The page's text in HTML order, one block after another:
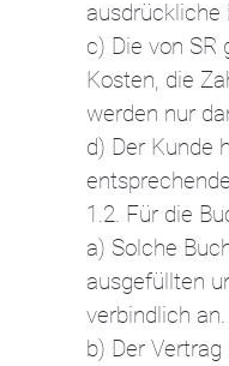
ausdrückliche
c) Die von
Kosten, die
werden nur
d) Der Kunde
1.2. Für die
a) Solche
ausgefüllten
verbindlich
b) Der